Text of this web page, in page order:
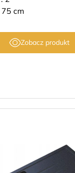
75 cm
Zobacz produkt